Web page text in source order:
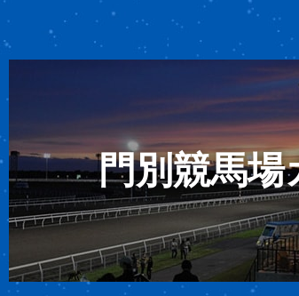
門別競馬場